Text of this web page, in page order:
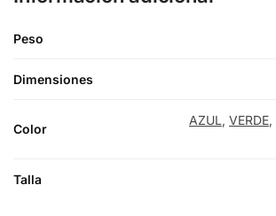
Peso
Dimensiones
Color
AZUL, VERDE,
Talla